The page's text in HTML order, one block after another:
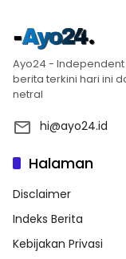
Ayo24 -
berita terkini hari ini
netral
hi@ayo24.id
Halaman
Disclaimer
Indeks Berita
Kebijakan Privasi